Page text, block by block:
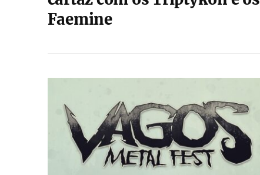
Faemine